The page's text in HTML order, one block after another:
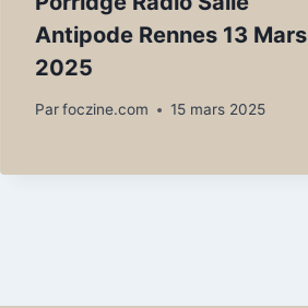
Antipode Rennes 13 Mars
2025
Parfoczine.com 15 mars 2025